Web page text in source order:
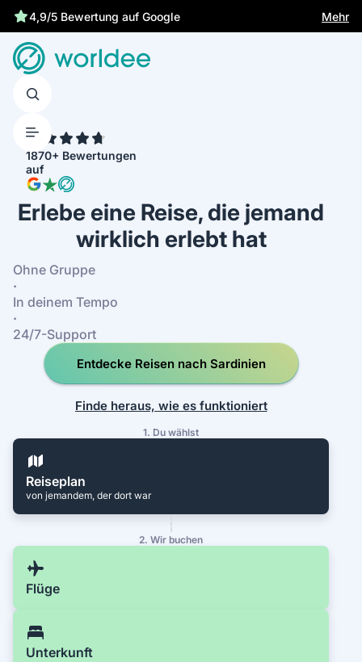
4,9/5 Bewertung auf Google
Mehr
1870+ Bewertungen
auf
Erlebe eine Reise, die jemand
wirklich erlebt hat
Ohne Gruppe
·
In deinem Tempo
·
24/7-Support
Entdecke Reisen nach Sardinien
Finde heraus, wie es funktioniert
1. Du wählst
Reiseplan
von jemandem, der dort war
2. Wir buchen
Flüge
Unterkunft